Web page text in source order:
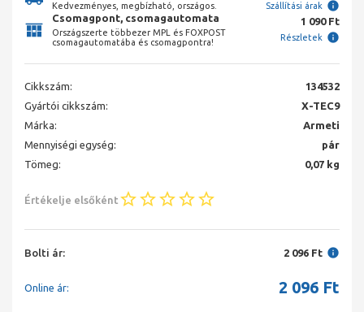
Kedvezményes, megbízható, országos. Szállítási árak
Csomagpont, csomagautomata
Országszerte többezer MPL és FOXPOST
csomagautomatába és csomagpontra!
1 090 Ft
Részletek
Cikkszám:
134532
Gyártói cikkszám:
X-TEC9
Márka:
Armeti
Mennyiségi egység:
pár
Tömeg:
0,07 kg
Értékelje elsőként
Bolti ár: 2 096 Ft
Online ár: 2 096 Ft